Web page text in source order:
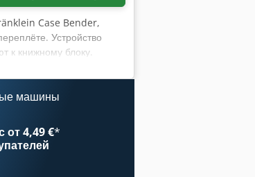
Case Bender,
Устройство
к книжному блоку.
к
работы и
/ машина для
Стабильная
книг в
производство
машины
от 4,49 €*